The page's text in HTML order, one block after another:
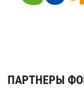
ПАРТНЕРЫ